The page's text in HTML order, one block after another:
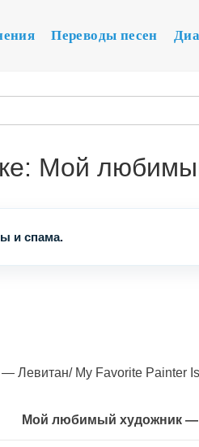
Переводы песен
Мой
и спама.
My Favorite Painter
Мой любимый художник —